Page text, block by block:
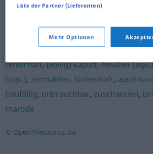
Synonyme für
fehlerhaft,(völlig) kaputt,hinüber
(ugs.), zermahlen, lückenhaft,
baufällig, unbrauchbar, zuschanden,
marode
© OpenThesaurus.de
Liste der Partner (Lieferanten)
Mehr Optionen